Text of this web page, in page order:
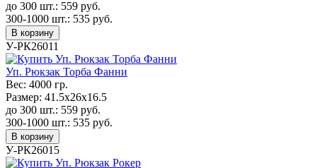
до 300 шт.: 559 руб.
300-1000 шт.: 535 руб.
В корзину
У-РК26011
Уп. Рюкзак Торба Фанни
Вес: 4000 гр.
Размер: 41.5х26х16.5
до 300 шт.: 559 руб.
300-1000 шт.: 535 руб.
В корзину
У-РК26015